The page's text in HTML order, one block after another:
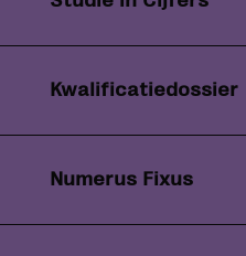
Kwalificatiedossier
Numerus Fixus